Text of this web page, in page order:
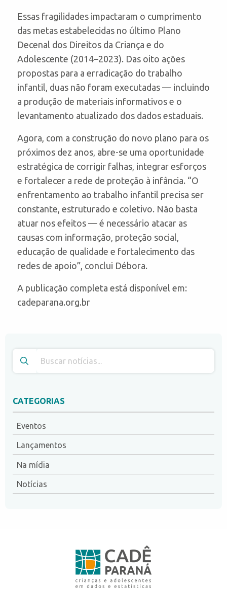
Essas fragilidades impactaram o cumprimento
das metas estabelecidas no último Plano
Decenal dos Direitos da Criança e do
Adolescente (2014–2023). Das oito ações
propostas para a erradicação do trabalho
infantil, duas não foram executadas — incluindo
a produção de materiais informativos e o
levantamento atualizado dos dados estaduais.
Agora, com a construção do novo plano para os
próximos dez anos, abre-se uma oportunidade
estratégica de corrigir falhas, integrar esforços
e fortalecer a rede de proteção à infância. “O
enfrentamento ao trabalho infantil precisa ser
constante, estruturado e coletivo. Não basta
atuar nos efeitos — é necessário atacar as
causas com informação, proteção social,
educação de qualidade e fortalecimento das
redes de apoio”, conclui Débora.
A publicação completa está disponível em:
cadeparana.org.br
CATEGORIAS
Eventos
Lançamentos
Na mídia
Notícias